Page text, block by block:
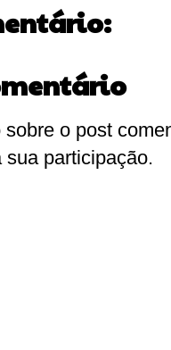
o post
participação.